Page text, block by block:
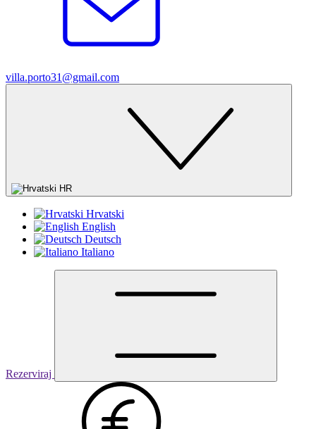
villa.porto31@gmail.com
HR
Hrvatski
English
Deutsch
Italiano
Rezerviraj